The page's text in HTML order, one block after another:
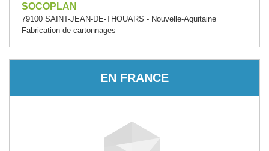
SOCOPLAN
79100 SAINT-JEAN-DE-THOUARS - Nouvelle-Aquitaine
Fabrication de cartonnages
EN FRANCE